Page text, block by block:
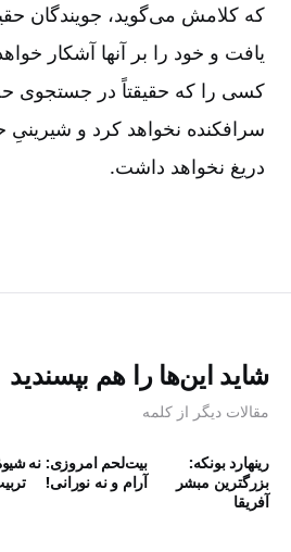
که کلامش می‌گوید، جویندگان
یافت و خود را بر آنها آشکار
کسی را که حقیقتاً در جستجوی
سرافکنده نخواهد کرد و شیرینیِ
دریغ نخواهد داشت.
شاید این‌ها را هم بپسندید
مقالات دیگر از کلمه
رینهارد بونکه:
بزرگترین مبشر
آفریقا
بیت‌لحم امروزی: نه
آرام و نه نورانی!